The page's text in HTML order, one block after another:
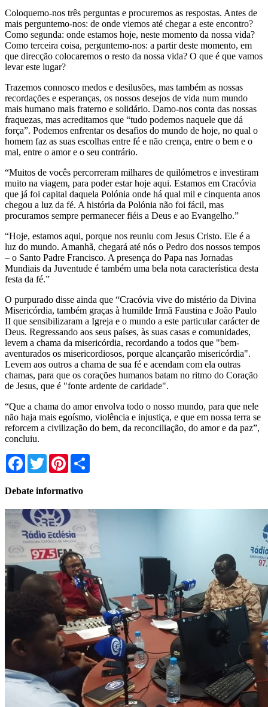
Coloquemo-nos três perguntas e procuremos as respostas. Antes de
mais perguntemo-nos: de onde viemos até chegar a este encontro?
Como segunda: onde estamos hoje, neste momento da nossa vida?
Como terceira coisa, perguntemo-nos: a partir deste momento, em
que direcção colocaremos o resto da nossa vida? O que é que vamos
levar este lugar?
Trazemos connosco medos e desilusões, mas também as nossas
recordações e esperanças, os nossos desejos de vida num mundo
mais humano mais fraterno e solidário. Damo-nos conta das nossas
fraquezas, mas acreditamos que “tudo podemos naquele que dá
força”. Podemos enfrentar os desafios do mundo de hoje, no qual o
homem faz as suas escolhas entre fé e não crença, entre o bem e o
mal, entre o amor e o seu contrário.
“Muitos de vocês percorreram milhares de quilómetros e investiram
muito na viagem, para poder estar hoje aqui. Estamos em Cracóvia
que já foi capital daquela Polónia onde há qual mil e cinquenta anos
chegou a luz da fé. A história da Polónia não foi fácil, mas
procuramos sempre permanecer fiéis a Deus e ao Evangelho.”
“Hoje, estamos aqui, porque nos reuniu com Jesus Cristo. Ele é a
luz do mundo. Amanhã, chegará até nós o Pedro dos nossos tempos
– o Santo Padre Francisco. A presença do Papa nas Jornadas
Mundiais da Juventude é também uma bela nota característica desta
festa da fé.”
O purpurado disse ainda que “Cracóvia vive do mistério da Divina
Misericórdia, também graças à humilde Irmã Faustina e João Paulo
II que sensibilizaram a Igreja e o mundo a este particular carácter de
Deus. Regressando aos seus países, às suas casas e comunidades,
levem a chama da misericórdia, recordando a todos que "bem-
aventurados os misericordiosos, porque alcançarão misericórdia".
Levem aos outros a chama de sua fé e acendam com ela outras
chamas, para que os corações humanos batam no ritmo do Coração
de Jesus, que é "fonte ardente de caridade".
“Que a chama do amor envolva todo o nosso mundo, para que nele
não haja mais egoísmo, violência e injustiça, e que em nossa terra se
reforcem a civilização do bem, da reconciliação, do amor e da paz”,
concluiu.
Facebook
TwitterPinterest
Debate informativo